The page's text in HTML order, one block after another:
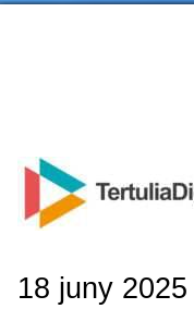
18 juny 2025